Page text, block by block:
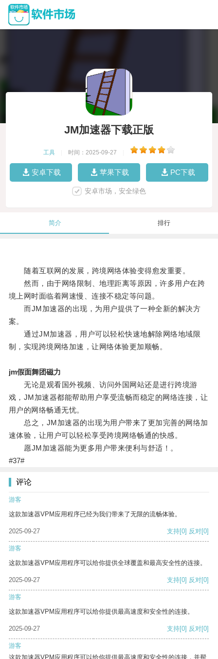
JM加速器下载正版
工具 时间：2025-09-27
安卓下载 苹果下载 PC下载
安卓市场，安全绿色
简介 排行
随着互联网的发展，跨境网络体验变得愈发重要。
然而，由于网络限制、地理距离等原因，许多用户在跨
境上网时面临着网速慢、连接不稳定等问题。
而JM加速器的出现，为用户提供了一种全新的解决方
案。
通过JM加速器，用户可以轻松快速地解除网络地域限
制，实现跨境网络加速，让网络体验更加顺畅。
jm假面舞团磁力
无论是观看国外视频、访问外国网站还是进行跨境游
戏，JM加速器都能帮助用户享受流畅而稳定的网络连接，让
用户的网络畅通无忧。
总之，JM加速器的出现为用户带来了更加完善的网络加
速体验，让用户可以轻松享受跨境网络畅通的快感。
愿JM加速器能为更多用户带来便利与舒适！。
#37#
评论
游客
这款加速器VPM应用程序已经为我们带来了无限的流畅体验。
2025-09-27 支持[0] 反对[0]
游客
这款加速器VPM应用程序可以给你提供全球覆盖和最高安全性的连接。
2025-09-27 支持[0] 反对[0]
游客
这款加速器VPM应用程序可以给你提供最高速度和安全性的连接。
2025-09-27 支持[0] 反对[0]
游客
这款加速器VPM应用程序可以给你提供最高速度和安全性的连接，并帮